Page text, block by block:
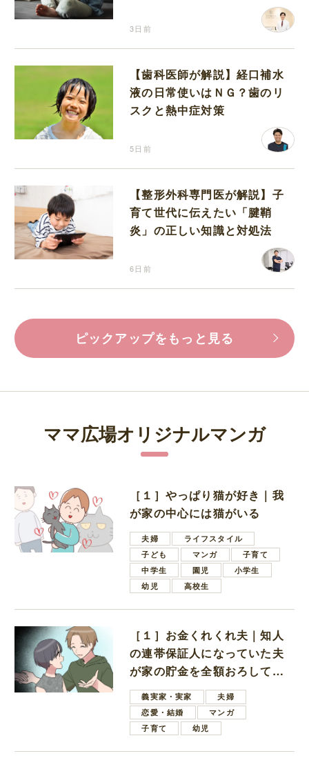
3日前
【歯科医師が解説】経口補水
液の日常使いはＮＧ？歯のリ
スクと熱中症対策
5日前
【整形外科専門医が解説】子
育て世代に伝えたい「腱鞘
炎」の正しい知識と対処法
6日前
ピックアップをもっと見る
ママ広場オリジナルマンガ
［１］やっぱり猫が好き｜我
が家の中心には猫がいる
夫婦
ライフスタイル
子ども
マンガ
子育て
中学生
園児
小学生
幼児
高校生
［１］お金くれくれ夫｜知人
の連帯保証人になっていた夫
が家の貯金を全額おろしてほ
しいと言ってきた
義実家・実家
夫婦
恋愛・結婚
マンガ
子育て
幼児